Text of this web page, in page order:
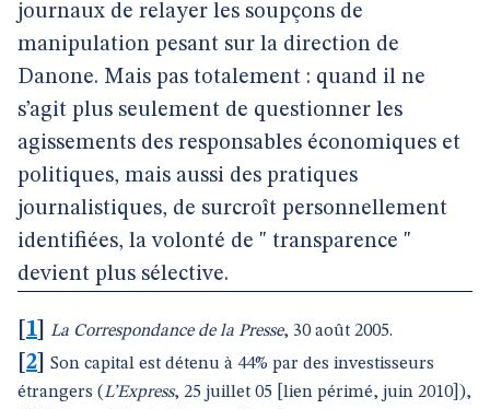
journaux de relayer les soupçons de
manipulation pesant sur la direction de
Danone. Mais pas totalement : quand il ne
s’agit plus seulement de questionner les
agissements des responsables économiques et
politiques, mais aussi des pratiques
journalistiques, de surcroît personnellement
identifiées, la volonté de " transparence "
devient plus sélective.
1 La Correspondance de la Presse, 30 août 2005.
2
Son capital est détenu à 44% par des investisseurs
étrangers (L’Express, 25 juillet 05 [lien périmé, juin 2010]),